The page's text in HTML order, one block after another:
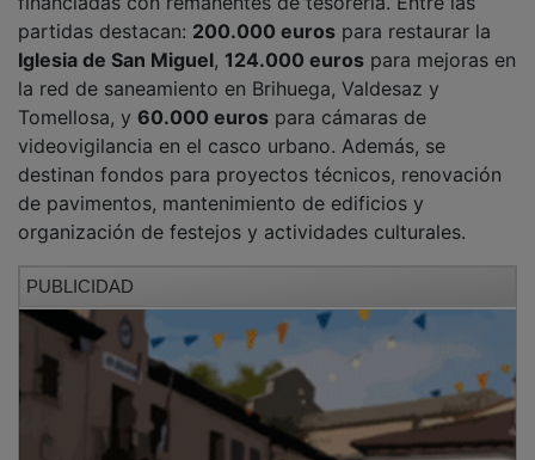
partidas destacan:200.000 eurospara restaurar la
Iglesia de San Miguel,124.000 eurospara mejoras en
la red de saneamiento en Brihuega, Valdesaz y
Tomellosa, y60.000 euros para cámaras de
videovigilancia en el casco urbano. Además, se
destinan fondos para proyectos técnicos, renovación
de pavimentos, mantenimiento de edificios y
organización de festejos y actividades culturales.